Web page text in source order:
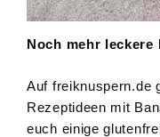
Noch mehr leckere
Auf freiknuspern.de
Rezeptideen mit
euch einige